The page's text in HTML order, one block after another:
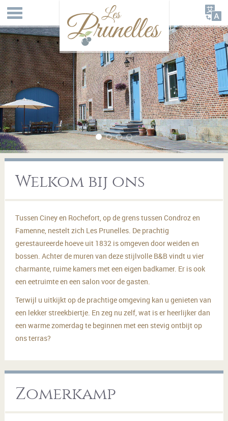
Welkom bij ons
Tussen Ciney en Rochefort, op de grens tussen Condroz en
Famenne, nestelt zich Les Prunelles. De prachtig
gerestaureerde hoeve uit 1832 is omgeven door weiden en
bossen. Achter de muren van deze stijlvolle B&B vindt u vier
charmante, ruime kamers met een eigen badkamer. Er is ook
een eetruimte en een salon voor de gasten.
Terwijl u uitkijkt op de prachtige omgeving kan u genieten van
een lekker streekbiertje. En zeg nu zelf, wat is er heerlijker dan
een warme zomerdag te beginnen met een stevig ontbijt op
ons terras?
Zomerkamp